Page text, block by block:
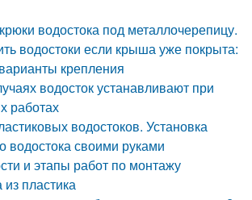
водостока под металлочерепицу.
водостоки если крыша уже покрыта:
крепления
водосток устанавливают при
работах
водостоков. Установка
водостока своими руками
и этапы работ по монтажу
из пластика